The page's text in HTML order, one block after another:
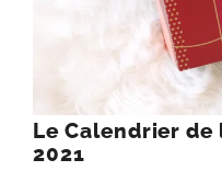
Le Calendrier de
2021